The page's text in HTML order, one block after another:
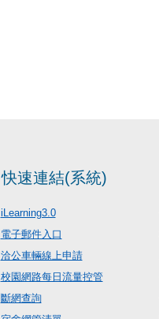
快速連結(系統)
iLearning3.0
電子郵件入口
洽公車輛線上申請
校園網路每日流量控管
斷網查詢